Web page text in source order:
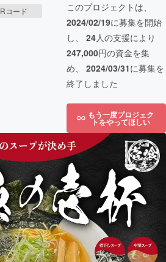
コード
このプロジェクトは、
2024/02/19に募集を開始
し、 24人の支援により
247,000円の資金を集
め、 2024/03/31に募集を
終了しました
もう一度プロジェク
トをやってほしい